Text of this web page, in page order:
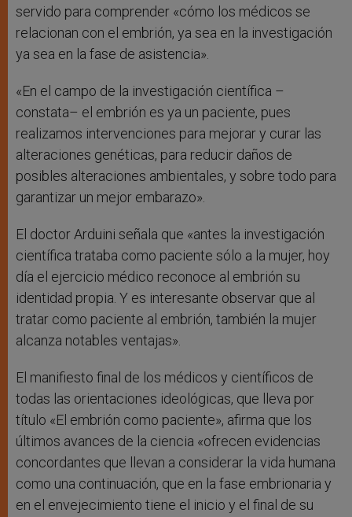
servido para comprender «cómo los médicos se
relacionan con el embrión, ya sea en la investigación
ya sea en la fase de asistencia».
«En el campo de la investigación científica –
constata– el embrión es ya un paciente, pues
realizamos intervenciones para mejorar y curar las
alteraciones genéticas, para reducir daños de
posibles alteraciones ambientales, y sobre todo para
garantizar un mejor embarazo».
El doctor Arduini señala que «antes la investigación
científica trataba como paciente sólo a la mujer, hoy
día el ejercicio médico reconoce al embrión su
identidad propia. Y es interesante observar que al
tratar como paciente al embrión, también la mujer
alcanza notables ventajas».
El manifiesto final de los médicos y científicos de
todas las orientaciones ideológicas, que lleva por
título «El embrión como paciente», afirma que los
últimos avances de la ciencia «ofrecen evidencias
concordantes que llevan a considerar la vida humana
como una continuación, que en la fase embrionaria y
en el envejecimiento tiene el inicio y el final de su